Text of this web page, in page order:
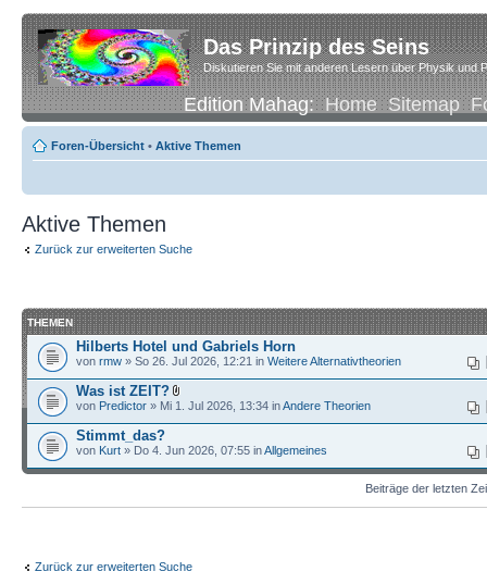
Das Prinzip des Seins
Diskutieren Sie mit anderen Lesern über Physik und
Edition Mahag:Home Sitemap
Foren-Übersicht • Aktive Themen
Aktive Themen
Zurück zur erweiterten Suche
THEMEN
Hilberts Hotel und Gabriels Horn
von rmw » So 26. Jul 2026, 12:21 in Weitere Alternativtheorien
Was ist ZEIT?
von Predictor » Mi 1. Jul 2026, 13:34 inAndere Theorien
Stimmt_das?
von Kurt » Do 4. Jun 2026, 07:55 inAllgemeines
Beiträge der letzten
Zurück zur erweiterten Suche